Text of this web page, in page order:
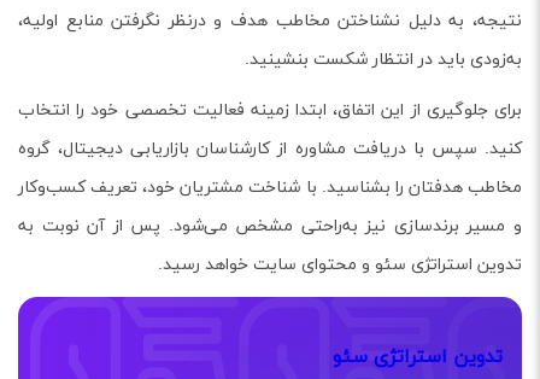
نتیجه، به دلیل نشناختن مخاطب هدف و درنظر نگرفتن منابع اولیه،
به‌زودی باید در انتظار شکست بنشینید.
برای جلوگیری از این اتفاق، ابتدا زمینه فعالیت تخصصی خود را انتخاب
کنید. سپس با دریافت مشاوره از کارشناسان بازاریابی دیجیتال، گروه
مخاطب هدفتان را بشناسید. با شناخت مشتریان خود، تعریف کسب‌و‌کار
و مسیر برند‌سازی نیز به‌راحتی مشخص می‌شود. پس از آن نوبت به
تدوین استراتژی سئو و محتوای سایت خواهد رسید.
تدوین استراتژی سئو